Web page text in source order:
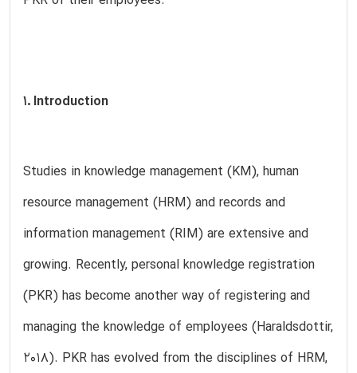
1. Introduction
Studies in knowledge management (KM), human
resource management (HRM) and records and
information management (RIM) are extensive and
growing. Recently, personal knowledge registration
(PKR) has become another way of registering and
managing the knowledge of employees (Haraldsdottir,
2018). PKR has evolved from the disciplines of HRM,